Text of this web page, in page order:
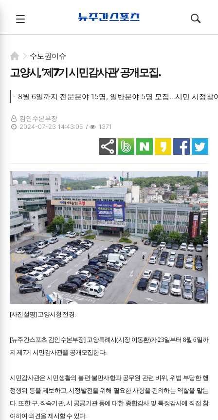
전체메뉴
열기/
검색
열기/
수도권이슈
고양시, ‘제7기 시민감사관’ 공개모집.
- 8월 6일까지 전문분야 15명, 일반분야 5명 모집...시민 시정참
김인수본부장
2024-07-23 14:43:05
1371
[사진설명] 고양시청 전경.
[뉴주간스포츠 김인수본부장] 고양특례시(시장 이동환)가 23일부터 8월 6일까
지 제7기 시민감사관을 공개모집한다.
시민감사관은 시민생활의 불편·불만사항과 공무원 관련 비위, 위법 부당한 행
정행위 등을 제보하고, 시정발전을 위해 필요한 사항을 건의하는 역할을 맡는
다. 또한 구, 직속기관, 시 공공기관 등에 대한 종합감사 및 특정감사에 직접 참
여하여 의견을 제시할 수 있다.